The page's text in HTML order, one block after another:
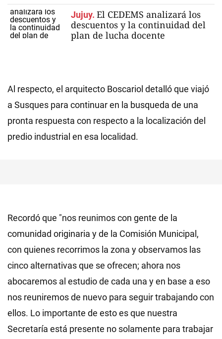
Jujuy. El CEDEMS analizará los
descuentos y la continuidad del
plan de lucha docente
Al respecto, el arquitecto Boscariol detalló que viajó
a Susques para continuar en la busqueda de una
pronta respuesta con respecto a la localización del
predio industrial en esa localidad.
Recordó que "nos reunimos con gente de la
comunidad originaria y de la Comisión Municipal,
con quienes recorrimos la zona y observamos las
cinco alternativas que se ofrecen; ahora nos
abocaremos al estudio de cada una y en base a eso
nos reuniremos de nuevo para seguir trabajando con
ellos. Lo importante de esto es que nuestra
Secretaría está presente no solamente para trabajar